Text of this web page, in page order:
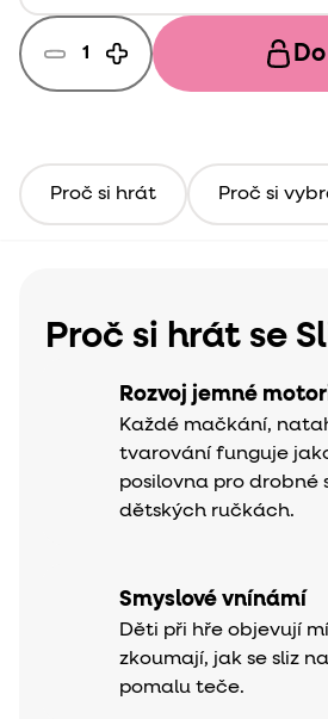
Proč si hrát Proč si
Proč si hrát se
Rozvoj jemné
Každé mačkání,
tvarování funguje
posilovna pro drobné
dětských ručkách.
Smyslové vnínámí
Děti při hře objevují
zkoumají, jak se sliz
pomalu teče.